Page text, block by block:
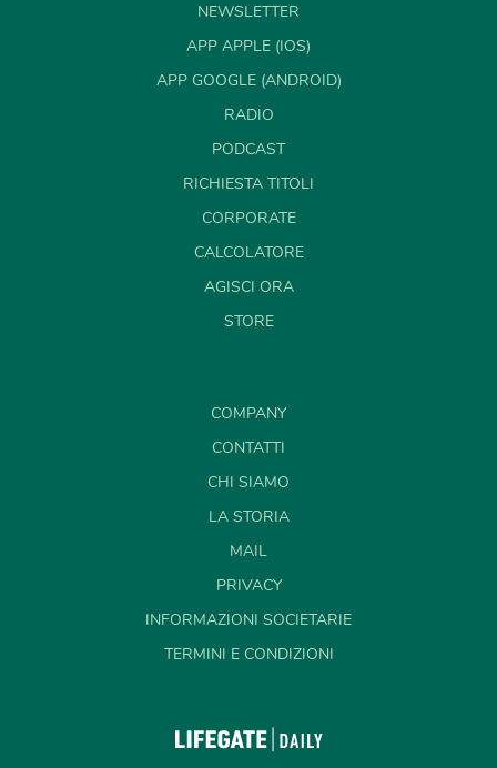
NEWSLETTER
APP APPLE (IOS)
APP GOOGLE (ANDROID)
RADIO
PODCAST
RICHIESTA TITOLI
CORPORATE
CALCOLATORE
AGISCI ORA
STORE
COMPANY
CONTATTI
CHI SIAMO
LA STORIA
MAIL
PRIVACY
INFORMAZIONI SOCIETARIE
TERMINI E CONDIZIONI